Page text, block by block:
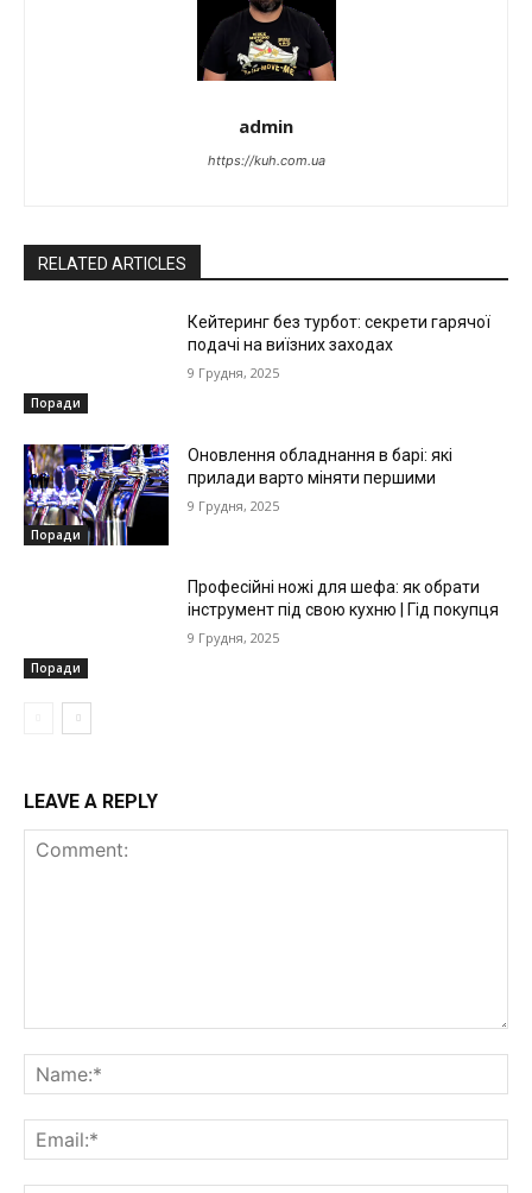
admin
https://kuh.com.ua
RELATED ARTICLES
Поради
Кейтеринг без турбот: секрети гарячої
подачі на виїзних заходах
9 Грудня, 2025
Поради
Оновлення обладнання в барі: які
прилади варто міняти першими
9 Грудня, 2025
Поради
Професійні ножі для шефа: як обрати
інструмент під свою кухню | Гід покупця
9 Грудня, 2025
LEAVE A REPLY